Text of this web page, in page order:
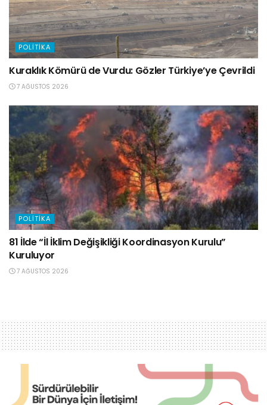
POLITIKA
Kuraklık Kömürü de Vurdu: Gözler Türkiye’ye Çevrildi
7 AĞUSTOS 2026
POLITIKA
81 İlde “İl İklim Değişikliği Koordinasyon Kurulu”
Kuruluyor
7 AĞUSTOS 2026